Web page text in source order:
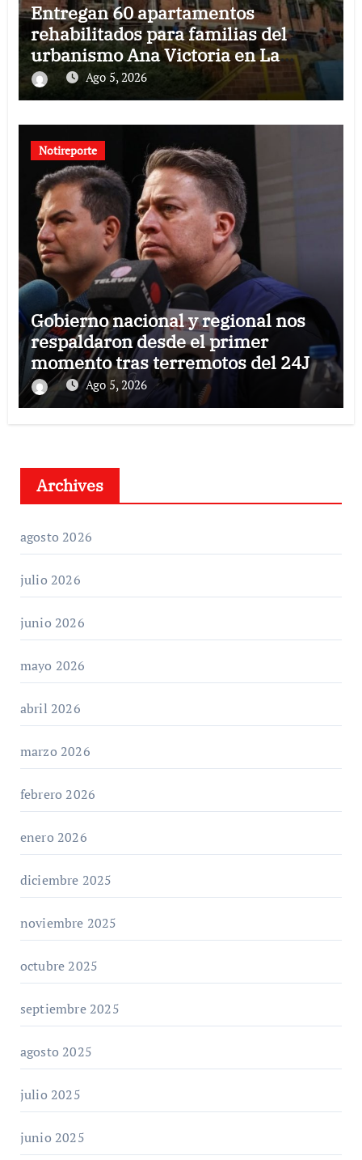
Entregan 60 apartamentos
rehabilitados para familias del
urbanismo Ana Victoria en La
GuairaAgo 5, 2026
Notireporte
Gobierno nacional y regional nos
respaldaron desde el primer
momento tras terremotos del 24J
Ago 5, 2026
Archives
agosto 2026
julio 2026
junio 2026
mayo 2026
abril 2026
marzo 2026
febrero 2026
enero 2026
diciembre 2025
noviembre 2025
octubre 2025
septiembre 2025
agosto 2025
julio 2025
junio 2025